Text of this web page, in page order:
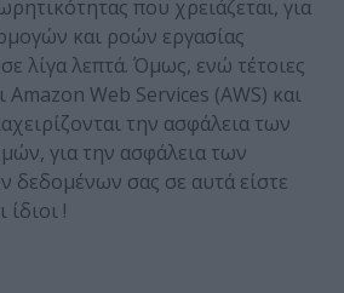
που χρειάζεται, για
και ροών εργασίας
λίγα λεπτά. Όμως, ενώ τέτοιες
Amazon Web Services (AWS) και
την ασφάλεια των
για την ασφάλεια των
δεδομένων σας σε αυτά είστε
ίδιοι !